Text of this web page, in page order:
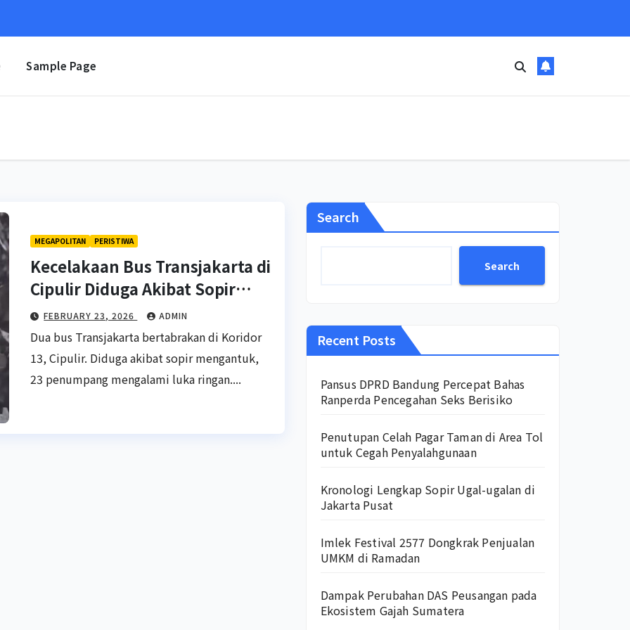
Sample Page
MEGAPOLITAN PERISTIWA
Kecelakaan Bus Transjakarta di
Cipulir Diduga Akibat Sopir
Mengantuk
FEBRUARY 23, 2026 ADMIN
Dua bus Transjakarta bertabrakan di Koridor
13, Cipulir. Diduga akibat sopir mengantuk,
23 penumpang mengalami luka ringan....
Search
Search
Recent Posts
Pansus DPRD Bandung Percepat Bahas
Ranperda Pencegahan Seks Berisiko
Penutupan Celah Pagar Taman di Area Tol
untuk Cegah Penyalahgunaan
Kronologi Lengkap Sopir Ugal-ugalan di
Jakarta Pusat
Imlek Festival 2577 Dongkrak Penjualan
UMKM di Ramadan
Dampak Perubahan DAS Peusangan pada
Ekosistem Gajah Sumatera